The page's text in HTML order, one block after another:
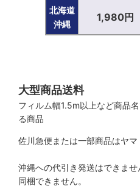
北海道
沖縄
1,980円
大型商品送料
フィルム幅1.5m以上など商品
る商品
佐川急便または一部商品はヤマ
沖縄への代引き発送はできませ
同梱できません。